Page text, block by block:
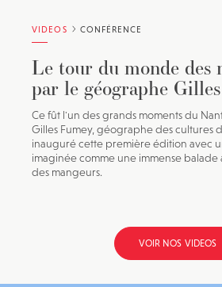
VIDEOS CONFÉRENCE
Le tour du monde des
par le géographe
Ce fût l'un des grands moments du
Gilles Fumey, géographe des cultures
inauguré cette première édition avec
imaginée comme une immense
des mangeurs.
VOIR NOS VIDEOS